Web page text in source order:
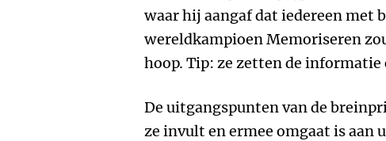
waar hij aangaf dat iedereen met
wereldkampioen Memoriseren
hoop. Tip: ze zetten de informatie
De uitgangspunten van de
ze invult en ermee omgaat is aan